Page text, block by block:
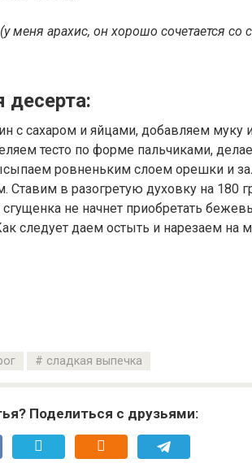
меня арахис, он хорошо сочетается со
десерта:
с сахаром и яйцами, добавляем муку
тесто по форме пальчиками,
ровненьким слоем орешки и
в разогретую духовку на 180
сгущенка не начнет приобретать
следует даем остыть и нарезаем на
сладкая выпечка
Поделиться с друзьями: